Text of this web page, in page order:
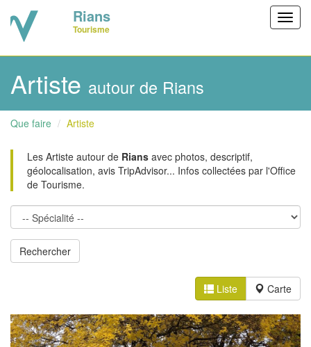
Rians
Tourisme
Artiste autour de Rians
Que faire Artiste
Les Artiste autour de Rians avec photos, descriptif,
géolocalisation, avis TripAdvisor... Infos collectées par l'Office
de Tourisme.
Liste Carte